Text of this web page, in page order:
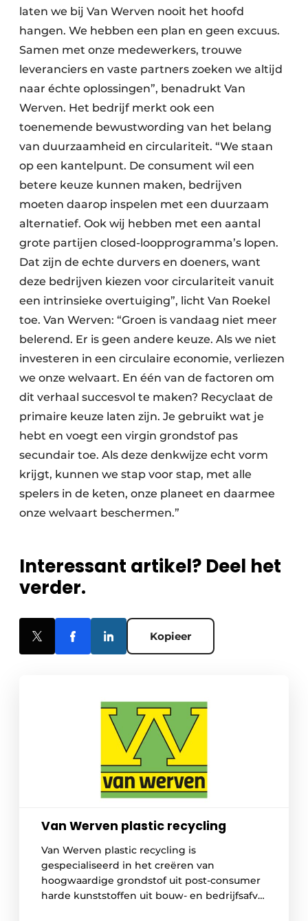
laten we bij Van Werven nooit het hoofd
hangen. We hebben een plan en geen excuus.
Samen met onze medewerkers, trouwe
leveranciers en vaste partners zoeken we altijd
naar échte oplossingen”, benadrukt Van
Werven. Het bedrijf merkt ook een
toenemende bewustwording van het belang
van duurzaamheid en circulariteit. “We staan
op een kantelpunt. De consument wil een
betere keuze kunnen maken, bedrijven
moeten daarop inspelen met een duurzaam
alternatief. Ook wij hebben met een aantal
grote partijen closed-loopprogramma’s lopen.
Dat zijn de echte durvers en doeners, want
deze bedrijven kiezen voor circulariteit vanuit
een intrinsieke overtuiging”, licht Van Roekel
toe. Van Werven: “Groen is vandaag niet meer
belerend. Er is geen andere keuze. Als we niet
investeren in een circulaire economie, verliezen
we onze welvaart. En één van de factoren om
dit verhaal succesvol te maken? Recyclaat de
primaire keuze laten zijn. Je gebruikt wat je
hebt en voegt een virgin grondstof pas
secundair toe. Als deze denkwijze echt vorm
krijgt, kunnen we stap voor stap, met alle
spelers in de keten, onze planeet en daarmee
onze welvaart beschermen.”
Interessant artikel? Deel het
verder.
Kopieer
Van Werven plastic recycling
Van Werven plastic recycling is
gespecialiseerd in het creëren van
hoogwaardige grondstof uit post-consumer
harde kunststoffen uit bouw- en bedrijfsafval